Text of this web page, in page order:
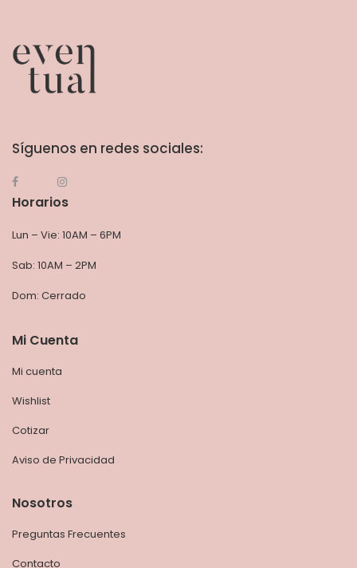
Síguenos en redes sociales:
Horarios
Lun – Vie: 10AM – 6PM
Sab: 10AM – 2PM
Dom: Cerrado
Mi Cuenta
Mi cuenta
Wishlist
Cotizar
Aviso de Privacidad
Nosotros
Preguntas Frecuentes
Contacto